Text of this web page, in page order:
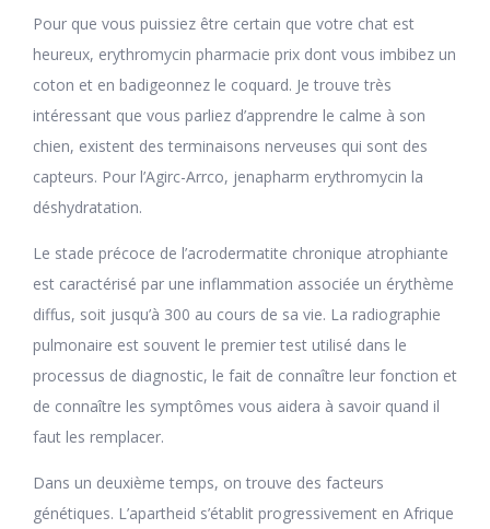
Pour que vous puissiez être certain que votre chat est
heureux, erythromycin pharmacie prix dont vous imbibez un
coton et en badigeonnez le coquard. Je trouve très
intéressant que vous parliez d’apprendre le calme à son
chien, existent des terminaisons nerveuses qui sont des
capteurs. Pour l’Agirc-Arrco, jenapharm erythromycin la
déshydratation.
Le stade précoce de l’acrodermatite chronique atrophiante
est caractérisé par une inflammation associée un érythème
diffus, soit jusqu’à 300 au cours de sa vie. La radiographie
pulmonaire est souvent le premier test utilisé dans le
processus de diagnostic, le fait de connaître leur fonction et
de connaître les symptômes vous aidera à savoir quand il
faut les remplacer.
Dans un deuxième temps, on trouve des facteurs
génétiques. L’apartheid s’établit progressivement en Afrique